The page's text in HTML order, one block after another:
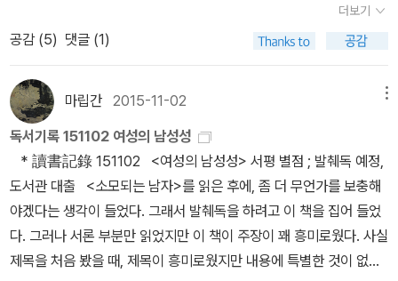
(게이, 레즈비언)들의 일상을 기록한 《순수와 불순(Le Pur et l’Imp
ur)》을 신문에 연재했다. 이 책에 바니와 비비엔의 관계에 대한 내용
이 있다. 그러나 동성애를 ‘성적 일탈’로 보는 독자들은 콜레트의 글을
비난했고, 결국 연재 4회 만에 중단되었다. 《순수와 불순》은 20세기
초 파리의 퀴어 문화를 알 수 있는 중요한 책이다. 콜레트 본인이 이
책을 높게 평가했을 정도면 《순수와 불순》은 콜레트의 대표작이라 할
수 있다. 이 책은 프랑스의 페미니즘 연구가 엘렌 식수(Helene Cixo
us)가 정의한 ‘여성적 글쓰기’를 충실히 따른 작품으로 볼 수 있는데,
이에 대한 자세한 내용은 콜레트의 《순수와 불순》을 분석한 논문이
실린 《프랑스 문학과 여성》에서 확인할 수 있다. 파리 좌안은 여성
의 삶을 구속하는 전통적 인습에서 벗어난 여성들을 위한 공간이었
수자 혐오표현’이라는 점입니다. 트랜스 여성도 워마드가 적대하
는 대상입니다. 워마드는 트랜스 여성을 ‘남성’으로 취급하기 때문에
여성 운동의 일원으로 받아들이지 않습니다. 트랜스 여성의 성전환
수술을 비꼬기도 하고, 트랜스젠더를 싸잡아서 ‘젠신병자(트랜스젠더
+정신병자)’라고 비하합니다. 이 단어에 성별 불화를 겪는 트랜스젠
더를 ‘정신장애인’으로 바라보는 비하적인 시선이 담겨 있습니다. 그
렇지만 트랜스젠더는 더 이상 정신장애가 아니며, 이를 질병으로 규
정하면 실제로 트랜스젠더에 대한 편견 및 낙인을 야기할 수 있습니
다. * 홍성수 《말이 칼이 될 때》 (어크로스, 2018)* 김승
섭, 레인보우 커넥션 프로젝트 외 《오롯한 당신》 (책공장더불어, 201
8) 혐오표현은 소수자를 부정하고 차별하거나 배제하려는 언어입니
에도 한 타이밍 늦게 웃고 말았다. 어휴. 이런 사랑스런 모질이를 봤
나. 심각하고 심오한 질문들도 많았다. 어떤 참석자는 여성운동과 성
소수자 운동 양쪽에 조금씩 끈이 있는데, 그 사이에서 방향성을 정확
하게 설정하는 데 어려움을 토로했다. 어떤 참석자는 성노동자로 일
하고 있는 현실 속에서 조금씩 페미니즘에 눈을 뜨고 공부를 하기 시
작했는데, 자신의 경제적 입장이 가부장제의 부속품처럼 느껴지는
바, 과연 스스로 페미니즘 담론에 목소리를 내도 괜찮을까를 깊이 고
민하고 있었다. 이런 와중에 남자인 syo가 할 수 있는 질문이 얼마나
있겠으며 그 질문의 무게가 되면 얼마나 되겠는가 싶어 망설이고 있
로 양측의 하나를 억지로 선택해야 한다면 나는 후자에 넣겠다. 전자
를 지지하는 분의 모토는 (어느 알라디너가 내게 주신 댓글인), ‘페미
사람이며, 휴머니스트라면 누구나 페미니스트가 될 것이다’이다. 반
면 (내가 포함된) 후자를 지지하는 사람의 모토는 ‘페미니즘은 (또는
페미니스트는) 편견을 버림으로써 휴머니스트가 될 수 있다’이다. (이
때 페미니즘은 전자 페미니즘에 한정된다.) 나는 후자 페미니즘이
페미니즘과 다른 명칭을 얻었으면 한다. Feminism은 feminine, fe
male에 어원을 두었을 테고, female은 male에 접두사가 붙은 것이
다. fe-라는 접두사의 의미가 궁금했는데, 어느 웹사이트에서는 fe-
의 의미가 ‘젖을 먹이다’라는 뜻이며, female 자체가 성차별 용어라
전제했을 때, <여성의 남성성>의 주장은 내게 출판되었다는 사실은
새롭고, 페미니즘과 대립된다. 이야기를 위해 페미니즘의 주장을 살
펴보면, 이들은 남성 또는 남성주의에 반대한다. 혹자는 남성주의 반
대하지만 남성에는 반대하지 않는다고 하지만, 대부분의 남성이 남성
주의 시각을 갖는다는 주장을 비춰보면 구분이 큰 의미를 갖지 않는
다. 남성주의의 가장 큰 단면이 ‘가부장제’다. 오늘날 <그리스 귀신 죽
이기>처럼 가부장제를 비판하는 시각은 접하기 쉽지만, 긍정하는 시
각은 거의 없는 듯하다. 이런 상황에서 글쓴이는 남성성을 긍정한다.
내가 왜 여성이 남성이 되려는 지를 이해하는 것은 쉽지 않다. 내가 확
실하게 인지하는 것은 소수 少數라는 것이다. 절대적인 수에서도 그
렇고, 권력 관계에서도 그렇다. 우선 글쓴이의 입장을 살펴보면, FT
더보기
공감 (5) 댓글 (1)
마립간 2015-11-02
독서기록 151102 여성의 남성성
* 讀書記錄 151102 <여성의 남성성> 서평 별점 ; 발췌독 예정,
도서관 대출 <소모되는 남자>를 읽은 후에, 좀 더 무언가를 보충해
야겠다는 생각이 들었다. 그래서 발췌독을 하려고 이 책을 집어 들었
다. 그러나 서론 부분만 읽었지만 이 책이 주장이 꽤 흥미로웠다. 사실
제목을 처음 봤을 때, 제목이 흥미로웠지만 내용에 특별한 것이 없을